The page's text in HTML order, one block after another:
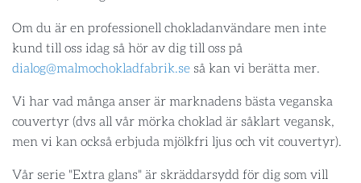
Om du är en professionell chokladanvändare men inte
kund till oss idag så hör av dig till oss på
dialog@malmochokladfabrik.se så kan vi berätta mer.
Vi har vad många anser är marknadens bästa veganska
couvertyr (dvs all vår mörka choklad är såklart vegansk,
men vi kan också erbjuda mjölkfri ljus och vit couvertyr).
Vår serie "Extra glans" är skräddarsydd för dig som vill